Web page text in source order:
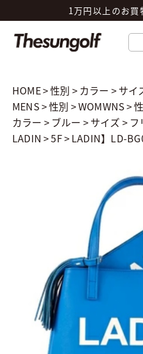
1万円以上のお買
HOME>性別 > カラー >サイ
MENS>性別 >WOMWNS>
カラー > ブルー >サイズ > フ
LADIN >5F>LADIN】LD-